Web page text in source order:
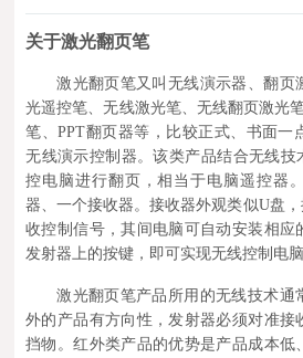
关于激光翻页笔
激光翻页笔又叫无线演示器、翻页
光遥控笔、无线激光笔、无线翻页激光
笔、PPT翻页器等，比较正式、书面一
无线演示控制器。该类产品结合无线技
控电脑进行翻页，相当于电脑遥控器
器、一个接收器。接收器外观类似U盘
收控制信号，其间电脑可自动安装相应
发射器上的按键，即可实现无线控制电脑
激光翻页笔产品所用的无线技术通
外的产品有方向性，发射器必须对准接
挡物。红外类产品的优势是产品成本低